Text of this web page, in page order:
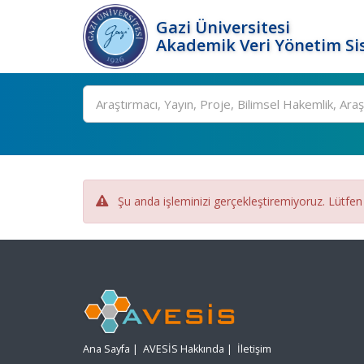
Gazi Üniversitesi
Akademik Veri Yönetim
Ara
Şu anda işleminizi gerçekleştiremiyoruz.
Ana Sayfa | AVESİS Hakkında | İletişim